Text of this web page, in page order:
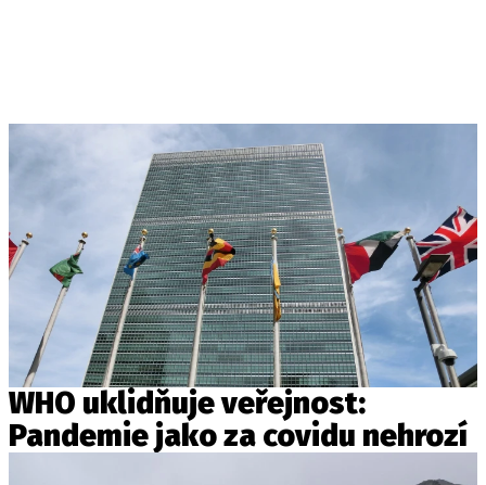
WHO uklidňuje veřejnost:
Pandemie jako za covidu nehrozí